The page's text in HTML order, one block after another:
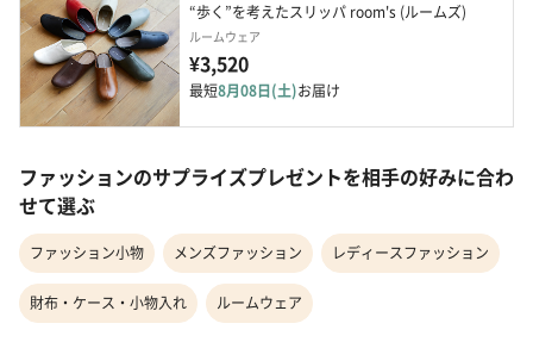
“歩く”を考えたスリッパ room's (ルームズ)
ルームウェア
¥3,520
最短8月08日(土)お届け
ファッションのサプライズプレゼントを相手の好みに合わ
せて選ぶ
ファッション小物 メンズファッション レディースファッション
財布・ケース・小物入れ ルームウェア